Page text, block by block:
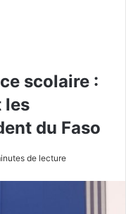
scolaire :
les
du Faso
de lecture